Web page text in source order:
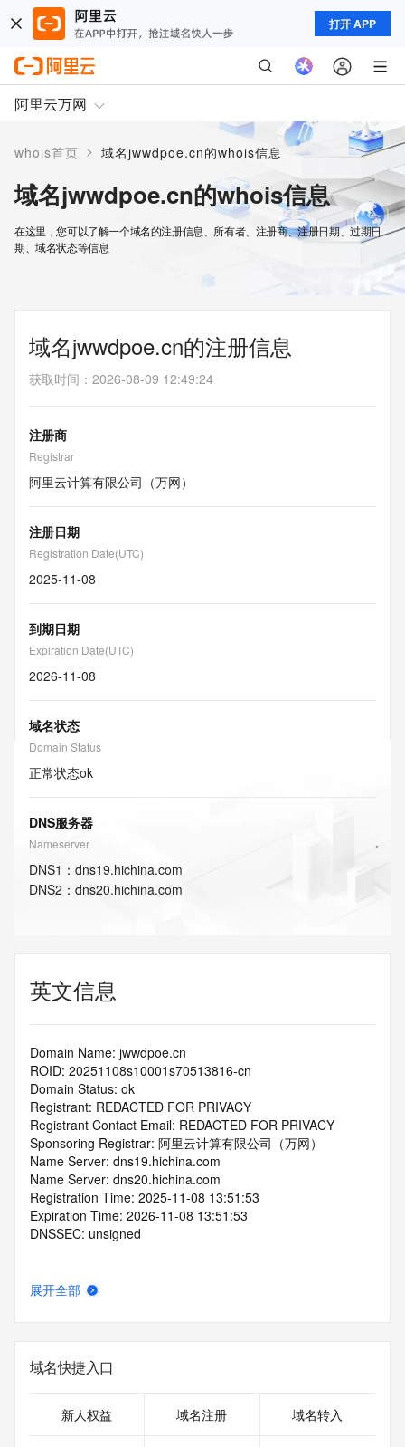
打开 APP
阿里云万网
whois首页 > 域名jwwdpoe.cn的whois信息
域名jwwdpoe.cn的whois信息
在这里，您可以了解一个域名的注册信息、所有者、注册商、注册日期、过期日
期、域名状态等信息
域名jwwdpoe.cn的注册信息
获取时间 ： 2026-08-09 12:49:24
注册商
Registrar
阿里云计算有限公司（万网）
注册日期
Registration Date(UTC)
2025-11-08
到期日期
Expiration Date(UTC)
2026-11-08
域名状态
Domain Status
正常状态ok
DNS服务器
Nameserver
DNS1 ： dns19.hichina.com
DNS2 ： dns20.hichina.com
英文信息
Domain Name: jwwdpoe.cn
ROID: 20251108s10001s70513816-cn
Domain Status: ok
Registrant: REDACTED FOR PRIVACY
Registrant Contact Email: REDACTED FOR PRIVACY
Sponsoring Registrar: 阿里云计算有限公司（万网）
Name Server: dns19.hichina.com
Name Server: dns20.hichina.com
Registration Time: 2025-11-08 13:51:53
Expiration Time: 2026-11-08 13:51:53
DNSSEC: unsigned
展开全部
域名快捷入口
新人权益 域名注册 域名转入